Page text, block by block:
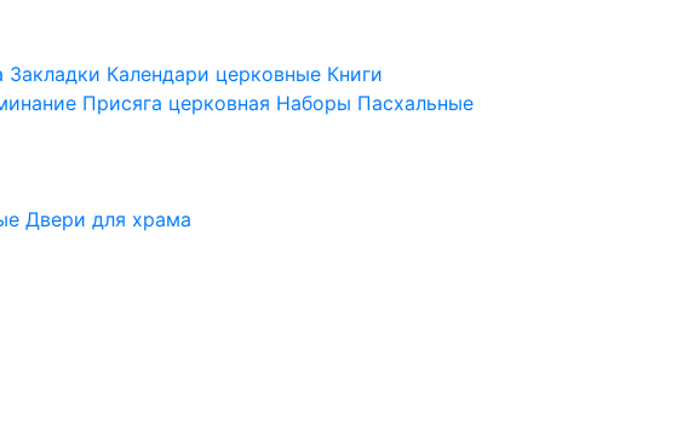
Закладки Календари церковные Книги
Присяга церковная Наборы Пасхальные
Двери для храма